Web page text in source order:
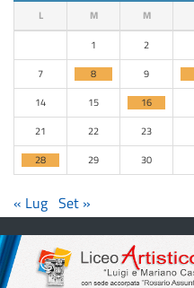
L M M
1 2
7
8 9
14
15 16
21
22 23
28
29 30
« Lug Set »